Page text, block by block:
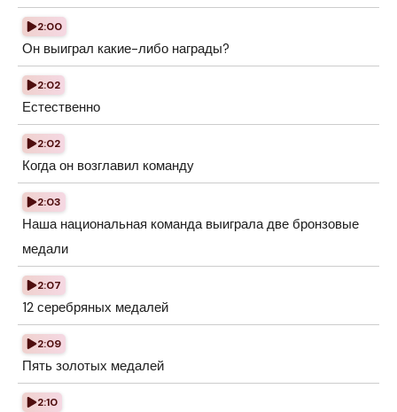
2:00
Он выиграл какие-либо награды?
2:02
Естественно
2:02
Когда он возглавил команду
2:03
Наша национальная команда выиграла две бронзовые
медали
2:07
12 серебряных медалей
2:09
Пять золотых медалей
2:10